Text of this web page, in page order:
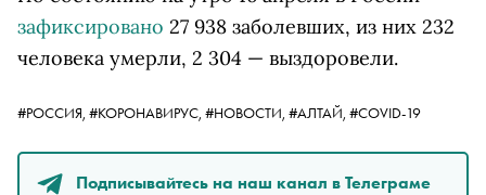
зафиксировано 27 938 заболевших, из них 232
человека умерли, 2 304 — выздоровели.
#РОССИЯ, #КОРОНАВИРУС, #НОВОСТИ, #АЛТАЙ, #COVID-19
Подписывайтесь на наш канал в Телеграме